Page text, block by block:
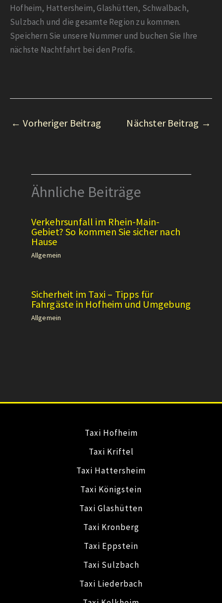
Hofheim, Hattersheim, Glashütten, Schwalbach,
Sulzbach und die gesamte Region zu kommen.
Speichern Sie unsere Nummer und buchen Sie Ihre
nächste Nachtfahrt bei den Profis.
← Vorheriger Beitrag Nächster Beitrag →
Ähnliche Beiträge
Verkehrsunfall im Rhein-Main-
Gebiet? So kommen Sie sicher nach
Hause
Allgemein
Sicherheit im Taxi – Tipps für
Fahrgäste in Hofheim und Umgebung
Allgemein
Taxi Hofheim
Taxi Kriftel
Taxi Hattersheim
Taxi Königstein
Taxi Glashütten
Taxi Kronberg
Taxi Eppstein
Taxi Sulzbach
Taxi Liederbach